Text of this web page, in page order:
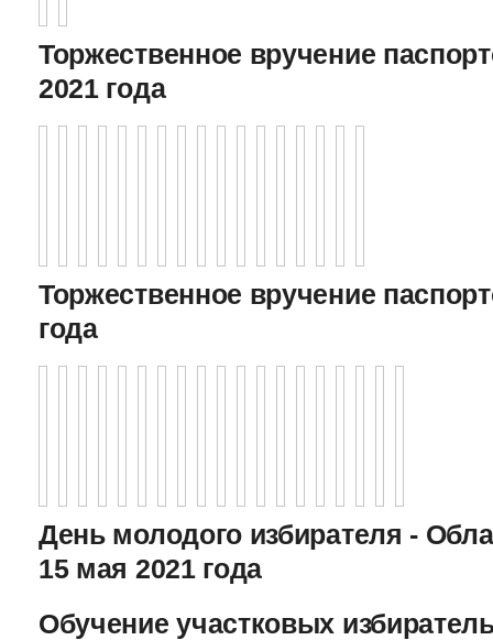
Торжественное вручение
2021 года
Торжественное вручение
года
День молодого избирателя -
15 мая 2021 года
Обучение участковых